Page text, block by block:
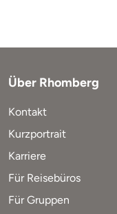
Über Rhomberg
Kontakt
Kurzportrait
Karriere
Für Reisebüros
Für Gruppen